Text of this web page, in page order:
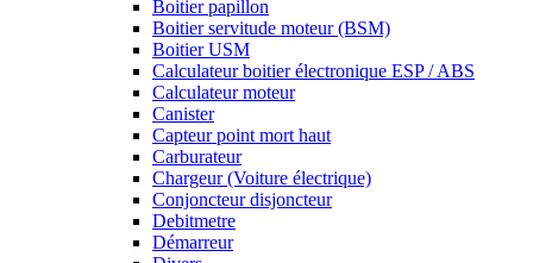
Boitier papillon
Boitier servitude moteur (BSM)
Boitier USM
Calculateur boitier électronique ESP / ABS
Calculateur moteur
Canister
Capteur point mort haut
Carburateur
Chargeur (Voiture électrique)
Conjoncteur disjoncteur
Debitmetre
Démarreur